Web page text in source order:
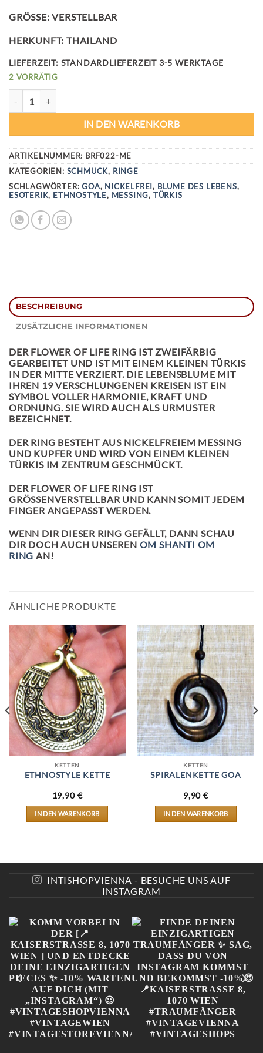
GRÖSSE: VERSTELLBAR
HERKUNFT: THAILAND
LIEFERZEIT: STANDARDLIEFERZEIT 3-5 WERKTAGE
2 VORRÄTIG
IN DEN WARENKORB
ARTIKELNUMMER: BRF022-ME
KATEGORIEN: SCHMUCK, RINGE
SCHLAGWÖRTER:GOA, NICKELFREI, BLUME DES LEBENS,
ESOTERIK, ETHNOSTYLE, MESSING, TÜRKIS
BESCHREIBUNG
ZUSÄTZLICHE INFORMATIONEN
DER FLOWER OF LIFE RING IST ZWEIFÄRBIG
GEARBEITET UND IST MIT EINEM KLEINEN TÜRKIS
IN DER MITTE VERZIERT. DIE LEBENSBLUME MIT
IHREN 19 VERSCHLUNGENEN KREISEN IST EIN
SYMBOL VOLLER HARMONIE, KRAFT UND
ORDNUNG. SIE WIRD AUCH ALS URMUSTER
BEZEICHNET.
DER RING BESTEHT AUS NICKELFREIEM MESSING
UND KUPFER UND WIRD VON EINEM KLEINEN
TÜRKIS IM ZENTRUM GESCHMÜCKT.
DER FLOWER OF LIFE RING IST
GRÖSSENVERSTELLBAR UND KANN SOMIT JEDEM F
INGER ANGEPASST WERDEN.
WENN DIR DIESER RING GEFÄLLT, DANN SCHAU
DIR DOCH AUCH UNSEREN OM SHANTI OM
RING AN!
ÄHNLICHE PRODUKTE
KETTEN
ETHNOSTYLE KETTE
19,90 €
IN DEN WARENKORB
KETTEN
SPIRALENKETTE GOA
9,90€
IN DEN WARENKORB
INTISHOPVIENNA - BESUCHE UNS AUF
INSTAGRAM